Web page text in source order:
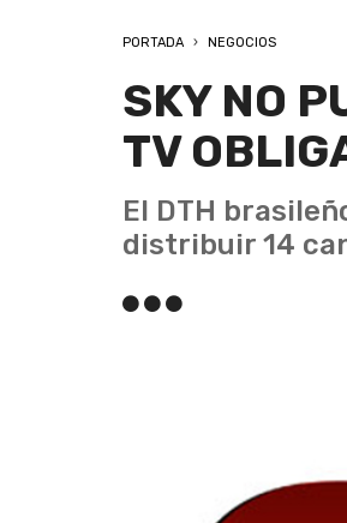
PORTADA NEGOCIOS
SKY NO
TV
El DTH
distribuir 14